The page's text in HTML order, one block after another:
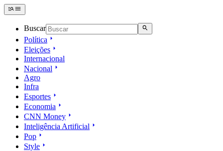
Buscar
Política
Eleições
Internacional
Nacional
Agro
Infra
Esportes
Economia
CNN Money
Inteligência Artificial
Pop
Style